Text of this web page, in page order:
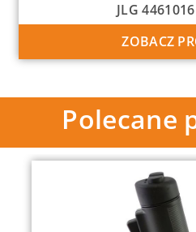
JLG
ZOBACZ
Polecane